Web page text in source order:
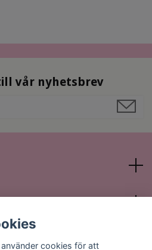
vår nyhetsbrev
cookies för att